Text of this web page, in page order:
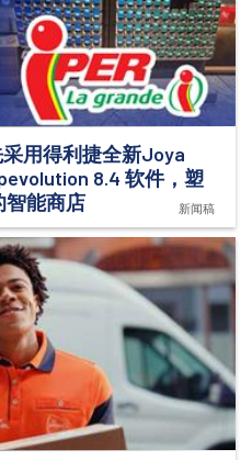
用得利捷全新Joya
8.4 软件，塑
智能商店
新闻稿